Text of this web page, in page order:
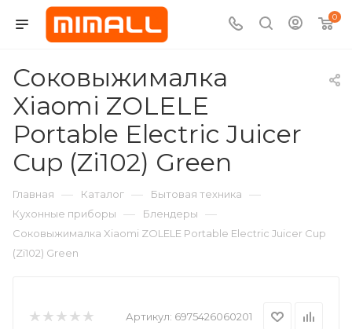
0
Соковыжималка
Xiaomi ZOLELE
Portable Electric Juicer
Cup (Zi102) Green
Главная — Каталог — Бытовая техника —
Кухонные приборы — Блендеры —
Соковыжималка Xiaomi ZOLELE Portable Electric Juicer Cup
(Zi102) Green
Артикул: 6975426060201